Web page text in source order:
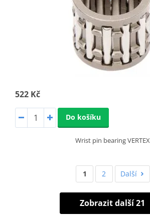
522 Kč
Do košíku
Wrist pin bearing VERTEX
1 2 Další
Zobrazit další 21